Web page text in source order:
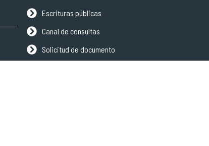
Escrituras públicas
Canal de consultas
Solicitud de documento